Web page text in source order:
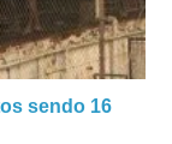
sendo 16